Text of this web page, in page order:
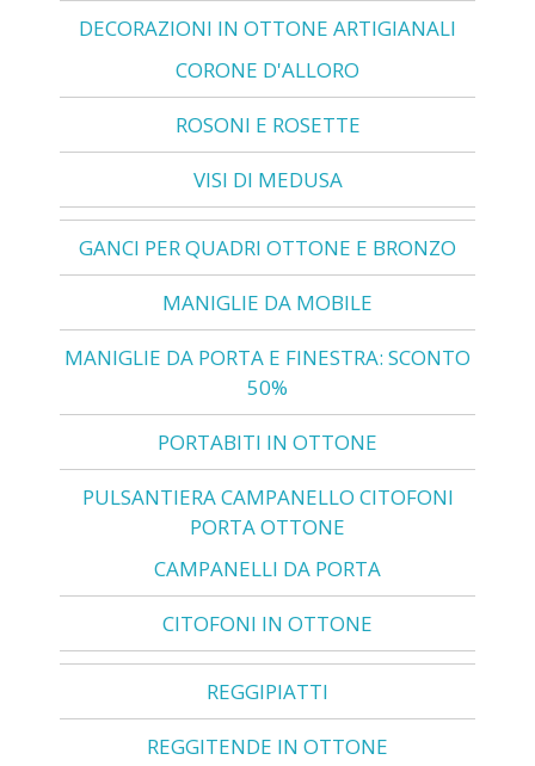
DECORAZIONI IN OTTONE ARTIGIANALI
CORONE D'ALLORO
ROSONI E ROSETTE
VISI DI MEDUSA
GANCI PER QUADRI OTTONE E BRONZO
MANIGLIE DA MOBILE
MANIGLIE DA PORTA E FINESTRA: SCONTO
50%
PORTABITI IN OTTONE
PULSANTIERA CAMPANELLO CITOFONI
PORTA OTTONE
CAMPANELLI DA PORTA
CITOFONI IN OTTONE
REGGIPIATTI
REGGITENDE IN OTTONE